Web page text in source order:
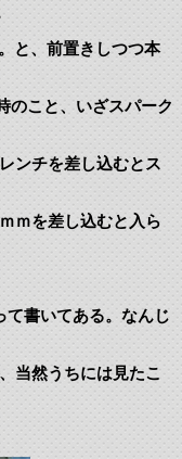
と、前置きしつつ本
のこと、いざスパーク
ンチを差し込むとス
ｍを差し込むと入ら
いてある。なんじ
当然うちには見たこ